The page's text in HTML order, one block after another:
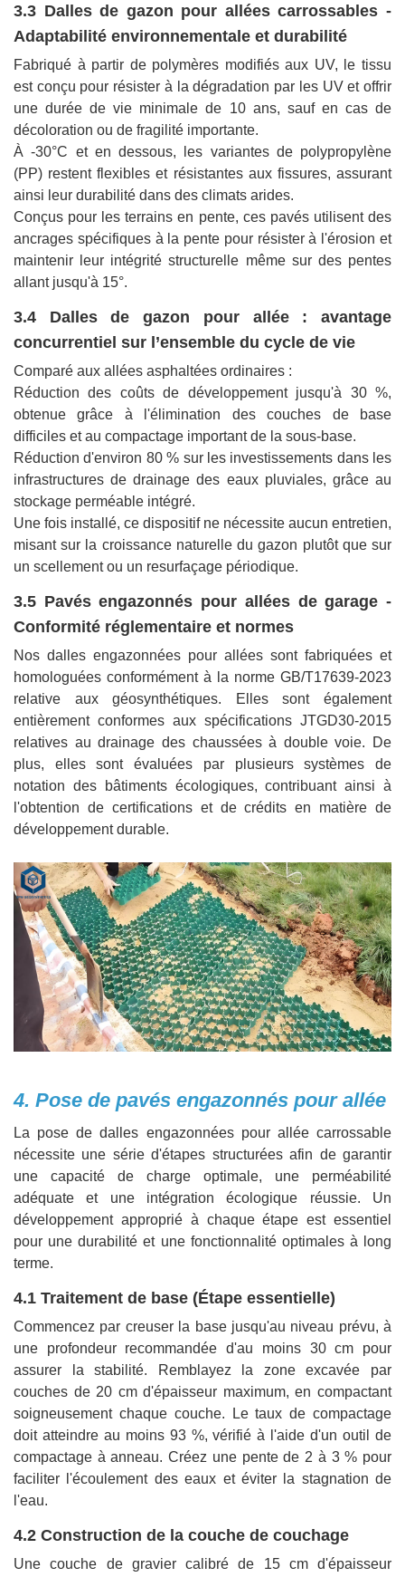
3.3 Dalles de gazon pour allées carrossables -
Adaptabilité environnementale et durabilité
Fabriqué à partir de polymères modifiés aux UV, le tissu
est conçu pour résister à la dégradation par les UV et offrir
une durée de vie minimale de 10 ans, sauf en cas de
décoloration ou de fragilité importante.
À -30°C et en dessous, les variantes de polypropylène
(PP) restent flexibles et résistantes aux fissures, assurant
ainsi leur durabilité dans des climats arides.
Conçus pour les terrains en pente, ces pavés utilisent des
ancrages spécifiques à la pente pour résister à l'érosion et
maintenir leur intégrité structurelle même sur des pentes
allant jusqu'à 15°.
3.4 Dalles de gazon pour allée : avantage
concurrentiel sur l’ensemble du cycle de vie
Comparé aux allées asphaltées ordinaires :
Réduction des coûts de développement jusqu'à 30 %,
obtenue grâce à l'élimination des couches de base
difficiles et au compactage important de la sous-base.
Réduction d'environ 80 % sur les investissements dans les
infrastructures de drainage des eaux pluviales, grâce au
stockage perméable intégré.
Une fois installé, ce dispositif ne nécessite aucun entretien,
misant sur la croissance naturelle du gazon plutôt que sur
un scellement ou un resurfaçage périodique.
3.5 Pavés engazonnés pour allées de garage -
Conformité réglementaire et normes
Nos dalles engazonnées pour allées sont fabriquées et
homologuées conformément à la norme GB/T17639‑2023
relative aux géosynthétiques. Elles sont également
entièrement conformes aux spécifications JTGD30‑2015
relatives au drainage des chaussées à double voie. De
plus, elles sont évaluées par plusieurs systèmes de
notation des bâtiments écologiques, contribuant ainsi à
l'obtention de certifications et de crédits en matière de
développement durable.
4. Pose de pavés engazonnés pour allée
La pose de dalles engazonnées pour allée carrossable
nécessite une série d'étapes structurées afin de garantir
une capacité de charge optimale, une perméabilité
adéquate et une intégration écologique réussie. Un
développement approprié à chaque étape est essentiel
pour une durabilité et une fonctionnalité optimales à long
terme.
4.1 Traitement de base (Étape essentielle)
Commencez par creuser la base jusqu'au niveau prévu, à
une profondeur recommandée d'au moins 30 cm pour
assurer la stabilité. Remblayez la zone excavée par
couches de 20 cm d'épaisseur maximum, en compactant
soigneusement chaque couche. Le taux de compactage
doit atteindre au moins 93 %, vérifié à l'aide d'un outil de
compactage à anneau. Créez une pente de 2 à 3 % pour
faciliter l'écoulement des eaux et éviter la stagnation de
l'eau.
4.2 Construction de la couche de couchage
Une couche de gravier calibré de 15 cm d'épaisseur